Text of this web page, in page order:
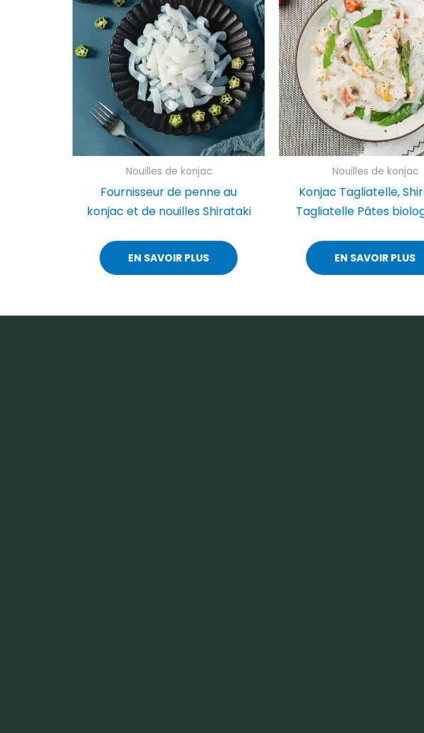
Nouilles de konjac
Fournisseur de penne au
konjac et de nouilles Shirataki
EN SAVOIR PLUS
Nouilles de konjac
Konjac Tagliatelle,
Tagliatelle Pâtes
EN SAVOIR PLUS